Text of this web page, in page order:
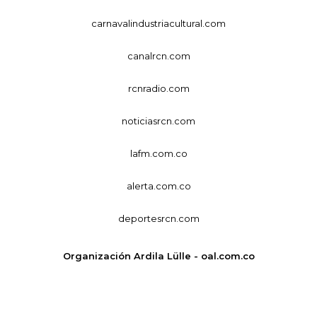
carnavalindustriacultural.com
canalrcn.com
rcnradio.com
noticiasrcn.com
lafm.com.co
alerta.com.co
deportesrcn.com
Organización Ardila Lülle - oal.com.co